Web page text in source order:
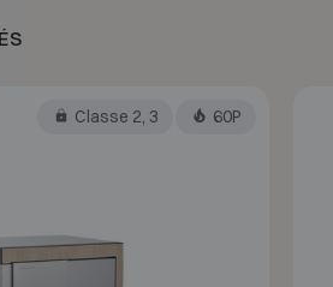
Classe 2, 3 60P